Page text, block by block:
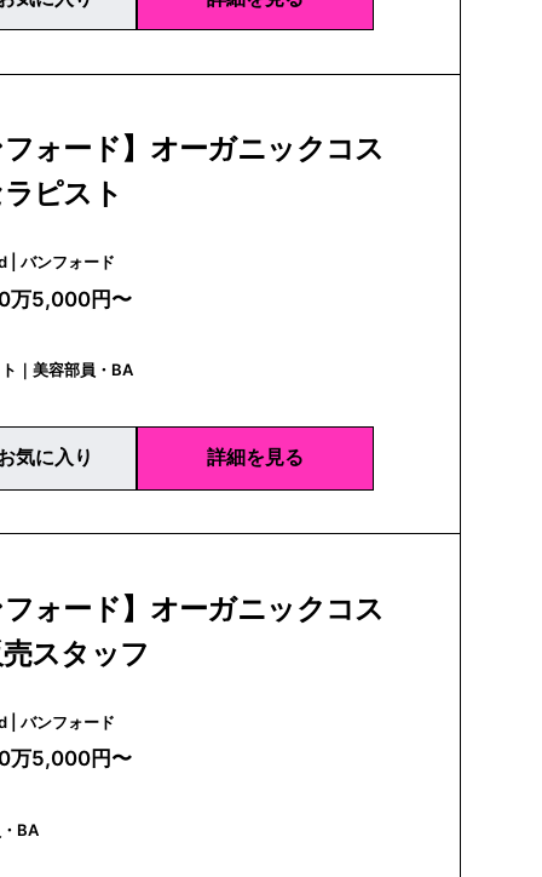
ォード】オーガニックコス
ピスト
bamford | バンフォード
万5,000円〜
｜美容部員・BA
気に入り 詳細を見る
ォード】オーガニックコス
スタッフ
bamford | バンフォード
万5,000円〜
BA